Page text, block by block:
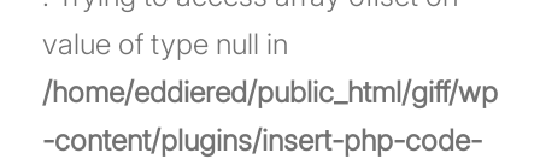
value of type null in
/home/eddiered/public_html/giff/wp
-content/plugins/insert-php-code-